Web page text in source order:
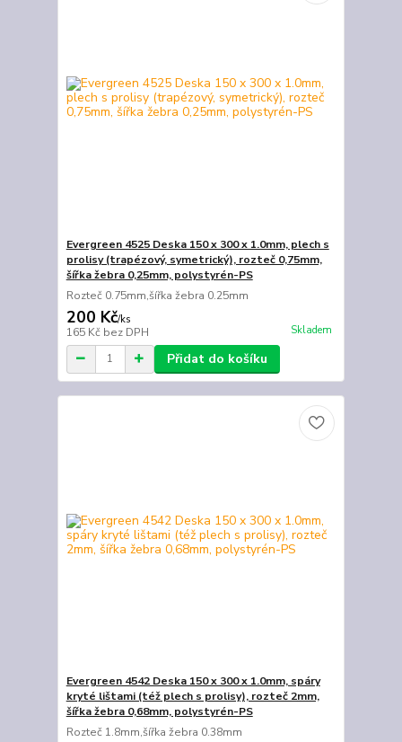
Evergreen 4525 Deska 150 x 300 x 1.0mm, plech s
prolisy (trapézový, symetrický), rozteč 0,75mm,
šířka žebra 0,25mm, polystyrén-PS
Rozteč 0.75mm,šířka žebra 0.25mm
200 Kč/ks
165 Kč bez DPH Skladem
Přidat do košíku
Evergreen 4542 Deska 150 x 300 x 1.0mm, spáry
kryté lištami (též plech s prolisy), rozteč 2mm,
šířka žebra 0,68mm, polystyrén-PS
Rozteč 1.8mm,šířka žebra 0.38mm